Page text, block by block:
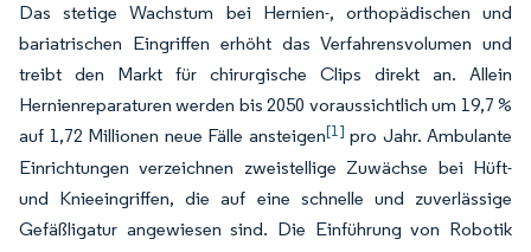
Das stetige Wachstum bei Hernien-, orthopädischen und
bariatrischen Eingriffen erhöht das Verfahrensvolumen und
treibt den Markt für chirurgische Clips direkt an. Allein
Hernienreparaturen werden bis 2050 voraussichtlich um 19,7 %
auf 1,72 Millionen neue Fälle ansteigen[1] pro Jahr. Ambulante
Einrichtungen verzeichnen zweistellige Zuwächse bei Hüft-
und Knieeingriffen, die auf eine schnelle und zuverlässige
Gefäßligatur angewiesen sind. Die Einführung von Robotik